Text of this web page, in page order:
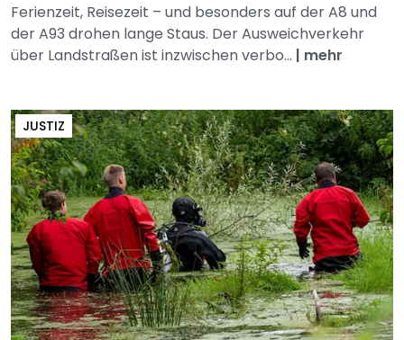
Ferienzeit, Reisezeit – und besonders auf der A8 und
der A93 drohen lange Staus. Der Ausweichverkehr
über Landstraßen ist inzwischen verbo... | mehr
JUSTIZ